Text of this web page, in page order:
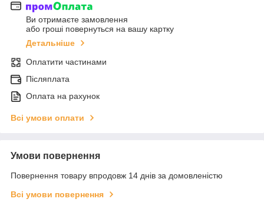
Ви отримаєте замовлення
або гроші повернуться на вашу картку
Детальніше
Оплатити частинами
Післяплата
Оплата на рахунок
Всі умови оплати
Умови повернення
Повернення товару впродовж 14 днів за домовленістю
Всі умови повернення